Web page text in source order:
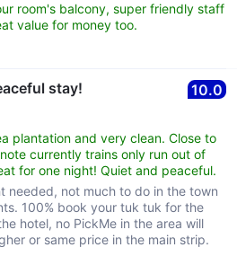
room's balcony, super friendly staff
value for money too.
stay! 10.0
plantation and very clean. Close to
currently trains only run out of
for one night! Quiet and peaceful.
needed, not much to do in the town
100% book your tuk tuk for the
hotel, no PickMe in the area will
or same price in the main strip.